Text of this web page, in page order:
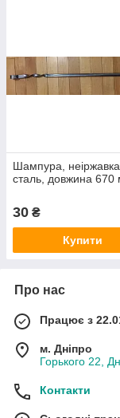
Шампура, неіржавка
сталь, довжина 670
30 ₴
Купити
Про нас
Працює з
м. Дніпро
Горького 22,
Контакти